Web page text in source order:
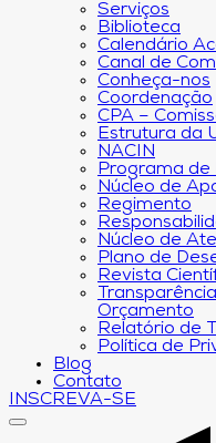
Serviços
Biblioteca
Calendário
Canal de
Conheça-nos
Coordenação
CPA –
Estrutura da
NACIN
Programa de
Núcleo de
Regimento
Núcleo de
Plano de
Revista
Orçamento
Relatório de
Política de
Blog
Contato
INSCREVA-SE